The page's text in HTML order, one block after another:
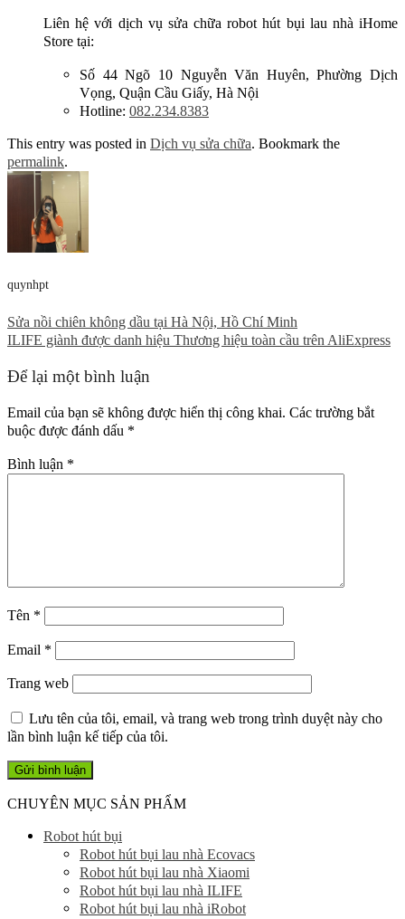
Liên hệ với dịch vụ sửa chữa robot hút bụi lau nhà iHome
Store tại:
Số 44 Ngõ 10 Nguyễn Văn Huyên, Phường Dịch
Vọng, Quận Cầu Giấy, Hà Nội
Hotline: 082.234.8383
This entry was posted in Dịch vụ sửa chữa. Bookmark the
permalink.
quynhpt
Sửa nồi chiên không dầu tại Hà Nội, Hồ Chí Minh
ILIFE giành được danh hiệu Thương hiệu toàn cầu trên AliExpress
Để lại một bình luận
Email của bạn sẽ không được hiển thị công khai. Các trường bắt
buộc được đánh dấu *
Bình luận *
Tên *
Email *
Trang web
Lưu tên của tôi, email, và trang web trong trình duyệt này cho
lần bình luận kế tiếp của tôi.
CHUYÊN MỤC SẢN PHẨM
Robot hút bụi
Robot hút bụi lau nhà Ecovacs
Robot hút bụi lau nhà Xiaomi
Robot hút bụi lau nhà ILIFE
Robot hút bụi lau nhà iRobot